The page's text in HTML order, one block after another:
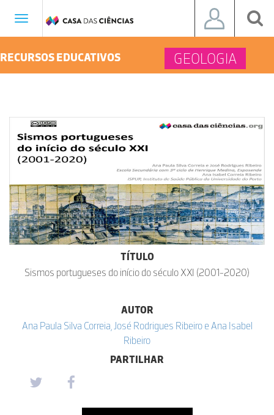
Toggle
RECURSOS EDUCATIVOS GEOLOGIA
TÍTULO
Sismos portugueses do início do século XXI (2001-2020)
AUTOR
Ana Paula Silva Correia, José Rodrigues Ribeiro e Ana Isabel
Ribeiro
PARTILHAR